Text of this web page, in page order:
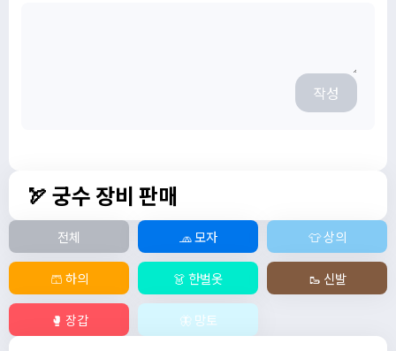
작성
🏹 궁수 장비 판매
전체 🧢 모자 👕 상의
🩳 하의 👗 한벌옷 🥾 신발
🥊 장갑 🦋 망토